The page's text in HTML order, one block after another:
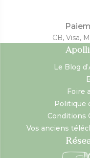
CB, Visa,
Le Blog
Foire
Politique
Conditions
Vos anciens